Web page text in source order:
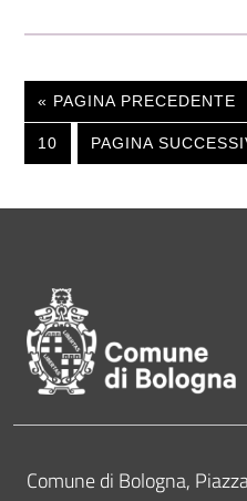
« PAGINA PRECEDENTE
10 PAGINA
Contatti
Comune di Bologna,